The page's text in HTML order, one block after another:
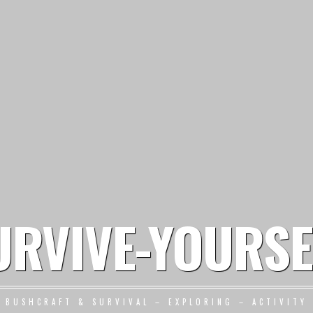
BUSHCRAFT & SURVIVAL – EXPLORING – ACTIVITY